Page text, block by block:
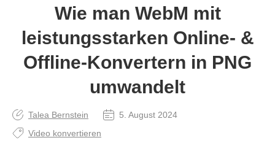
Wie man WebM mit
leistungsstarken Online‑ &
Offline‑Konvertern in PNG
umwandelt
Talea Bernstein
5. August 2024
Video konvertieren